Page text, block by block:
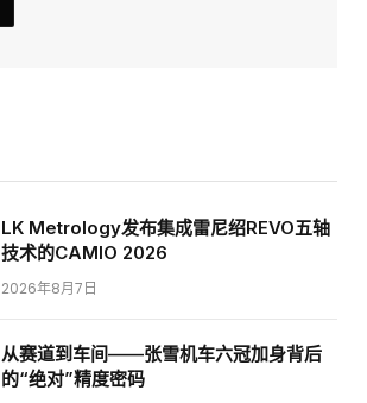
LK Metrology发布集成雷尼绍REVO五轴
技术的CAMIO 2026
2026年8月7日
从赛道到车间——张雪机车六冠加身背后
的“绝对”精度密码